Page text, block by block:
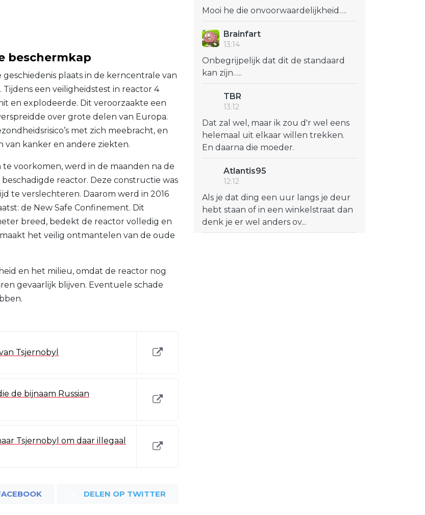
beschermkap
plaats in de kerncentrale van
een veiligheidstest in reactor 4
en explodeerde. Dit veroorzaakte een
over grote delen van Europa.
met zich meebracht, en
kanker en andere ziekten.
voorkomen, werd in de maanden na de
reactor. Deze constructie was
te verslechteren. Daarom werd in 2016
de New Safe Confinement. Dit
breed, bedekt de reactor volledig en
het veilig ontmantelen van de oude
en het milieu, omdat de reactor nog
gevaarlijk blijven. Eventuele schade
Tsjernobyl
de bijnaam Russian
Tsjernobyl om daar illegaal
DELEN OP TWITTER
Mooi he die onvoorwaardelijkheid….
Brainfart
13:14
Onbegrijpelijk dat dit de standaard
kan zijn…..
TBR
13:12
Dat zal wel, maar ik zou d'r wel eens
helemaal uit elkaar willen trekken.
En daarna die moeder.
Atlantis95
12:12
Als je dat ding een uur langs je deur
hebt staan of in een winkelstraat dan
denk je er wel anders ov...